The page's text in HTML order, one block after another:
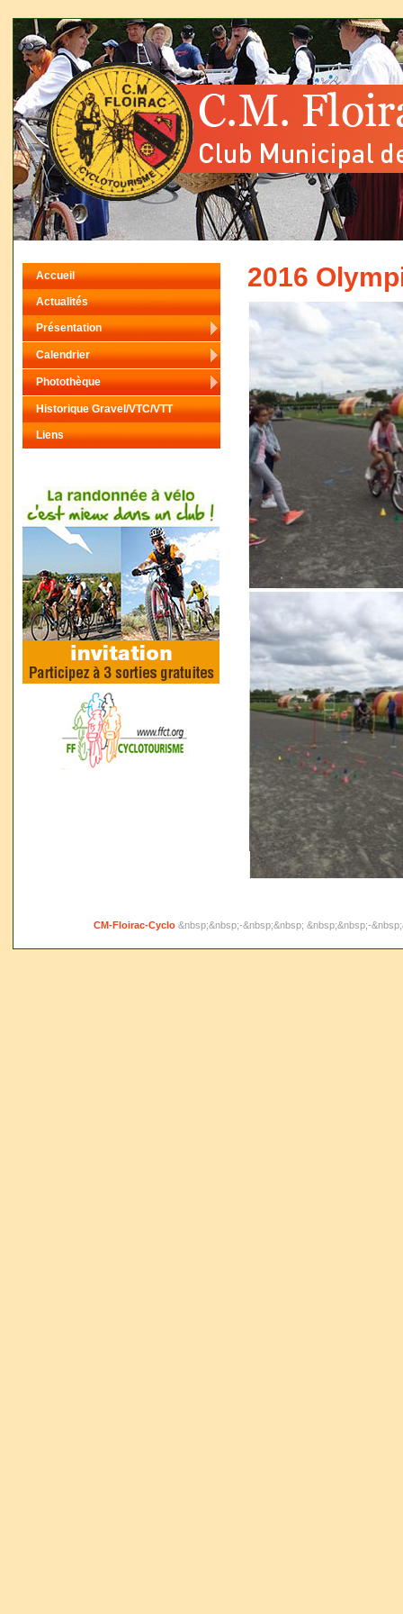
2016
Accueil
Actualités
Présentation
Calendrier
Photothèque
Historique Gravel/VTC/VTT
Liens
CM-Floirac-Cyclo &nbsp;&nbsp;-&nbsp;&nbsp; &nbsp;&nbsp;-